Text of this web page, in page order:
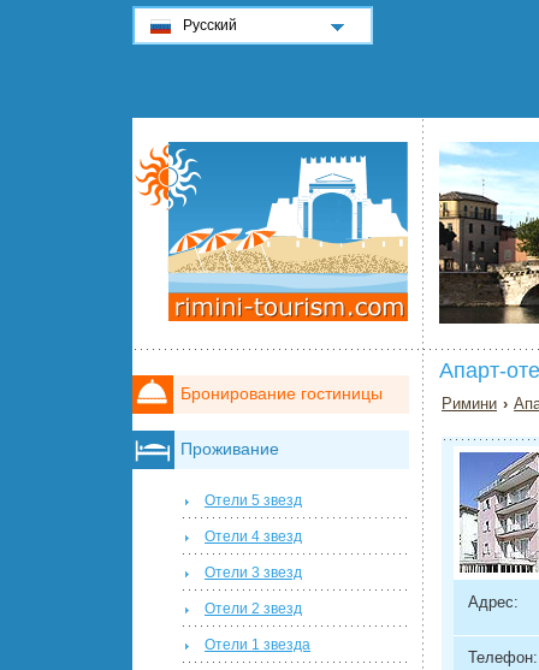
Апарт-
Римини ›
Адрес:
Телефон:
Бронирование гостиницы
Проживание
Отели 5 звезд
Отели 4 звезд
Отели 3 звезд
Отели 2 звезд
Отели 1 звезда
Русский